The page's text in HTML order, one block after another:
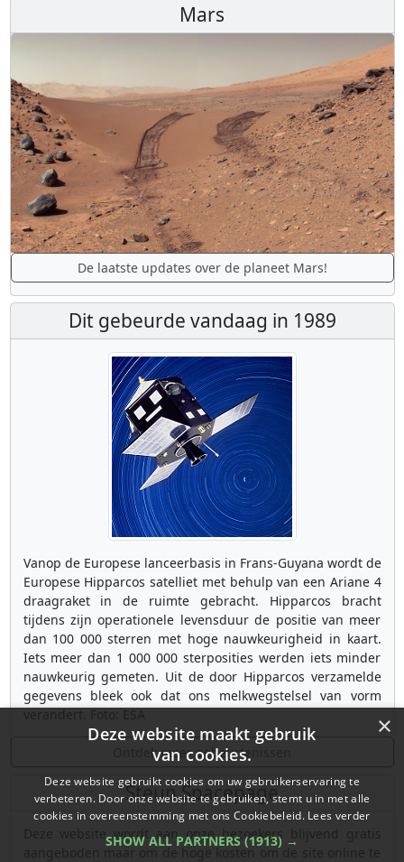
Mars
De laatste updates over de planeet Mars!
Dit gebeurde vandaag in 1989
Vanop de Europese lanceerbasis in Frans-Guyana wordt de
Europese Hipparcos satelliet met behulp van een Ariane 4
draagraket in de ruimte gebracht. Hipparcos bracht
tijdens zijn operationele levensduur de positie van meer
dan 100 000 sterren met hoge nauwkeurigheid in kaart.
Iets meer dan 1 000 000 sterposities werden iets minder
nauwkeurig gemeten. Uit de door Hipparcos verzamelde
gegevens bleek ook dat ons melkwegstelsel van vorm
Ontdek meer gebeurtenissen
Steun Spacepage
Deze website wordt aan onze bezoekers blijvend gratis
aangeboden maar om de hoge kosten om de site online te
×
Deze website maakt gebruik
van cookies.
Deze website gebruikt cookies om uw gebruikerservaring te
verbeteren. Door onze website te gebruiken, stemt u in met alle
cookies in overeenstemming met ons Cookiebeleid. Lees verder
SHOW ALL PARTNERS (1913) →